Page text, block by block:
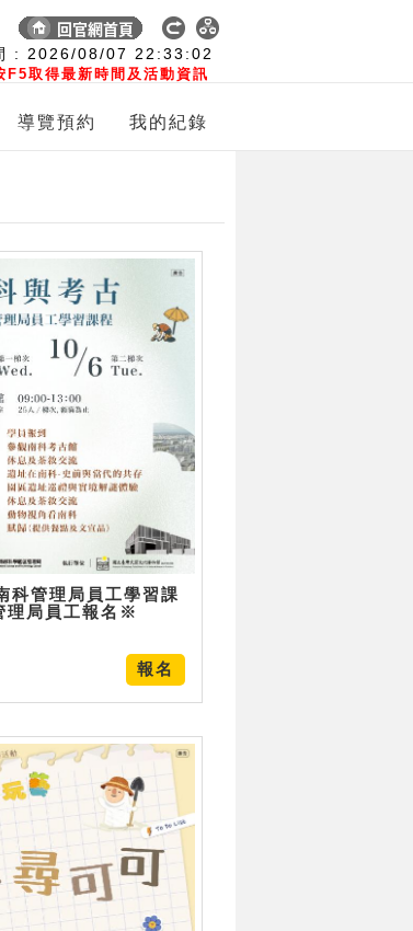
: 2026/08/07 22:33:03
F5取得最新時間及活動資訊
導覽預約 我的紀錄
科管理局員工學習課
局員工報名※
報名